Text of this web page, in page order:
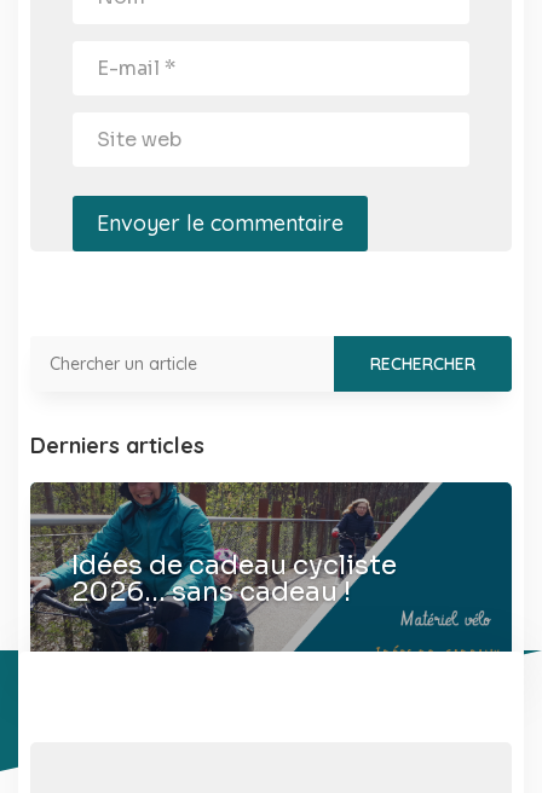
Envoyer le commentaire
Derniers articles
Idées de cadeau cycliste
2026… sans cadeau !